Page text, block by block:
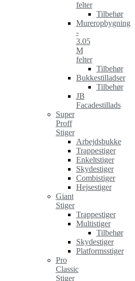
felter
Tilbehør
Mureropbygning
-
3.05
M
felter
Tilbehør
Bukkestilladser
Tilbehør
JB
Facadestillads
Super
Proff
Stiger
Arbejdsbukke
Trappestiger
Enkeltstiger
Skydestiger
Combistiger
Hejsestiger
Giant
Stiger
Trappestiger
Multistiger
Tilbehør
Skydestiger
Platformsstiger
Pro
Classic
Stiger